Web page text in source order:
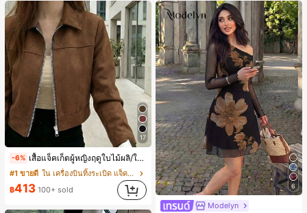
17
-6% เสื้อแจ็คเก็ตผู้หญิงฤดูใบไม้ผลิ/ใบไม้ร่วง สีพื้น หนังเทียม สไตล์ปกคอเสื้อ ซิปขึ้น แขนยาว สไตล์ลำลอง วิทยาลัย สนามบิน เสื้อนอก สีน้ำตาล สไตล์สบายๆ ฤดูใบไม้ร่วง
#1 ขายดี
ใน เครื่องบินทิ้งระเบิด แจ็คเก็ตผู้หญิง
฿413 100+ sold 6
Modelyn